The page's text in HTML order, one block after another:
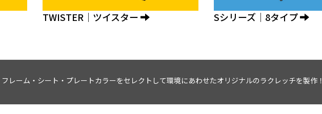
TWISTER｜ツイスター Sシリーズ｜8タイプ
フレーム・シート・プレートカラーをセレクトして環境にあわせたオリジナルのラクレッチを製作！